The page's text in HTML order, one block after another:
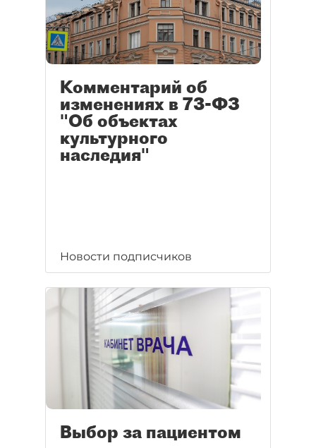
Комментарий об
изменениях в 73-ФЗ
"Об объектах
культурного
наследия"
Новости подписчиков
Выбор за пациентом